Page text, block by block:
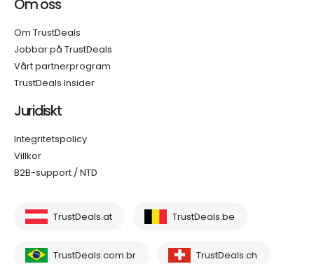
Om oss
Om TrustDeals
Jobbar på TrustDeals
Vårt partnerprogram
TrustDeals Insider
Juridiskt
Integritetspolicy
Villkor
B2B-support / NTD
TrustDeals.at TrustDeals.be
TrustDeals.com.br TrustDeals.ch